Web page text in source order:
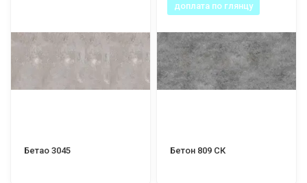
Бетао 3045
доплата по глянцу
Бетон 809 СК